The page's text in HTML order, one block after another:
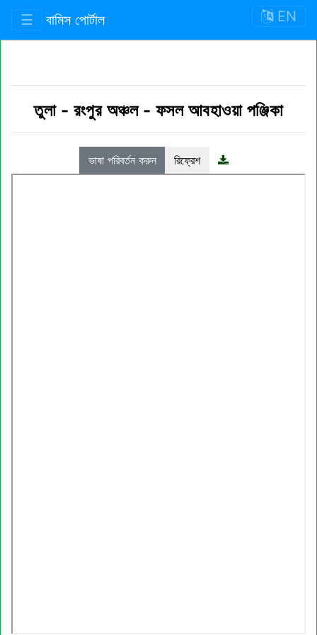
☰ বামিস পোর্টাল EN
তুলা - রংপুর অঞ্চল- ফসল আবহাওয়া পঞ্জিকা
ভাষা পরিবর্তন করুন রিফ্রেশ